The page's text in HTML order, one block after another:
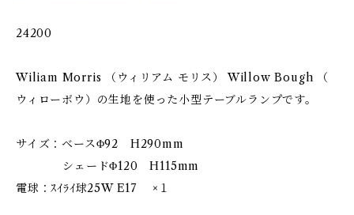
24200
Wiliam Morris （ウィリアム モリス） Willow Bough （
ウィローボウ）の生地を使った小型テーブルランプです。
サイズ：ベースΦ92 H290mm
シェードΦ120 H115mm
電球：ｽｲﾗｲ球25W E17 ×１